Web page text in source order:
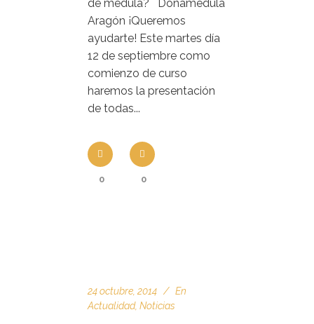
de médula? Donamédula
Aragón ¡Queremos
ayudarte! Este martes día
12 de septiembre como
comienzo de curso
haremos la presentación
de todas...
0 0
24 octubre, 2014
En
Actualidad, Noticias